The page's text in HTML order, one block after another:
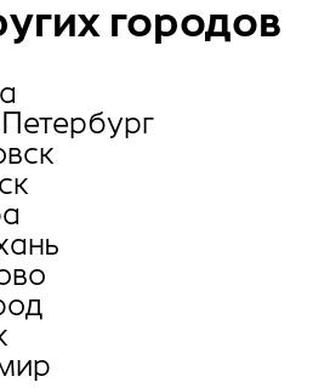
городов